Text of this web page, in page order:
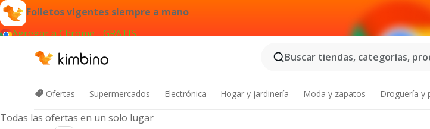
Folletos vigentes siempre a mano
Agregar a Chrome - GRATIS
App de Kimbino
Todas las ofertas en un solo lugar
Buscar tiendas, categorías,
Ofertas Supermercados Electrónica Hogar y jardinería Moda y zapatos Droguería y